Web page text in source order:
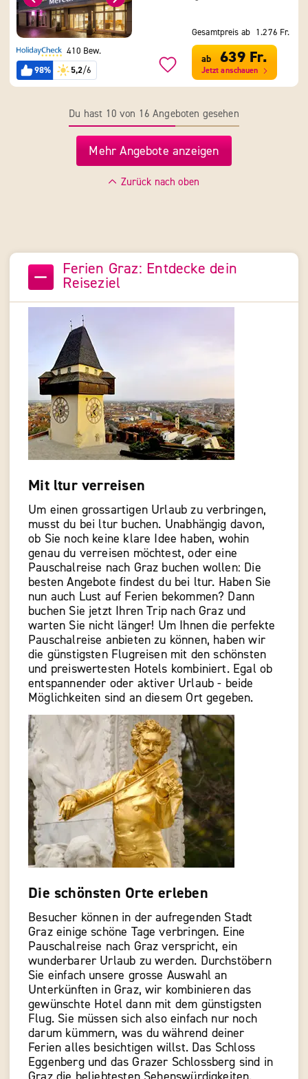
410 Bew.
98%
5,2/6
Gesamtpreis ab 1.276 Fr.
ab 639 Fr.
Jetzt anschauen
Du hast 10 von 16 Angeboten gesehen
Mehr Angebote anzeigen
Zurück nach oben
Ferien Graz: Entdecke dein
Reiseziel
Mit ltur verreisen
Um einen grossartigen Urlaub zu verbringen,
musst du bei ltur buchen. Unabhängig davon,
ob Sie noch keine klare Idee haben, wohin
genau du verreisen möchtest, oder eine
Pauschalreise nach Graz buchen wollen: Die
besten Angebote findest du bei ltur. Haben Sie
nun auch Lust auf Ferien bekommen? Dann
buchen Sie jetzt Ihren Trip nach Graz und
warten Sie nicht länger! Um Ihnen die perfekte
Pauschalreise anbieten zu können, haben wir
die günstigsten Flugreisen mit den schönsten
und preiswertesten Hotels kombiniert. Egal ob
entspannender oder aktiver Urlaub - beide
Möglichkeiten sind an diesem Ort gegeben.
Die schönsten Orte erleben
Besucher können in der aufregenden Stadt
Graz einige schöne Tage verbringen. Eine
Pauschalreise nach Graz verspricht, ein
wunderbarer Urlaub zu werden. Durchstöbern
Sie einfach unsere grosse Auswahl an
Unterkünften in Graz, wir kombinieren das
gewünschte Hotel dann mit dem günstigsten
Flug. Sie müssen sich also einfach nur noch
darum kümmern, was du während deiner
Ferien alles besichtigen willst. Das Schloss
Eggenberg und das Grazer Schlossberg sind in